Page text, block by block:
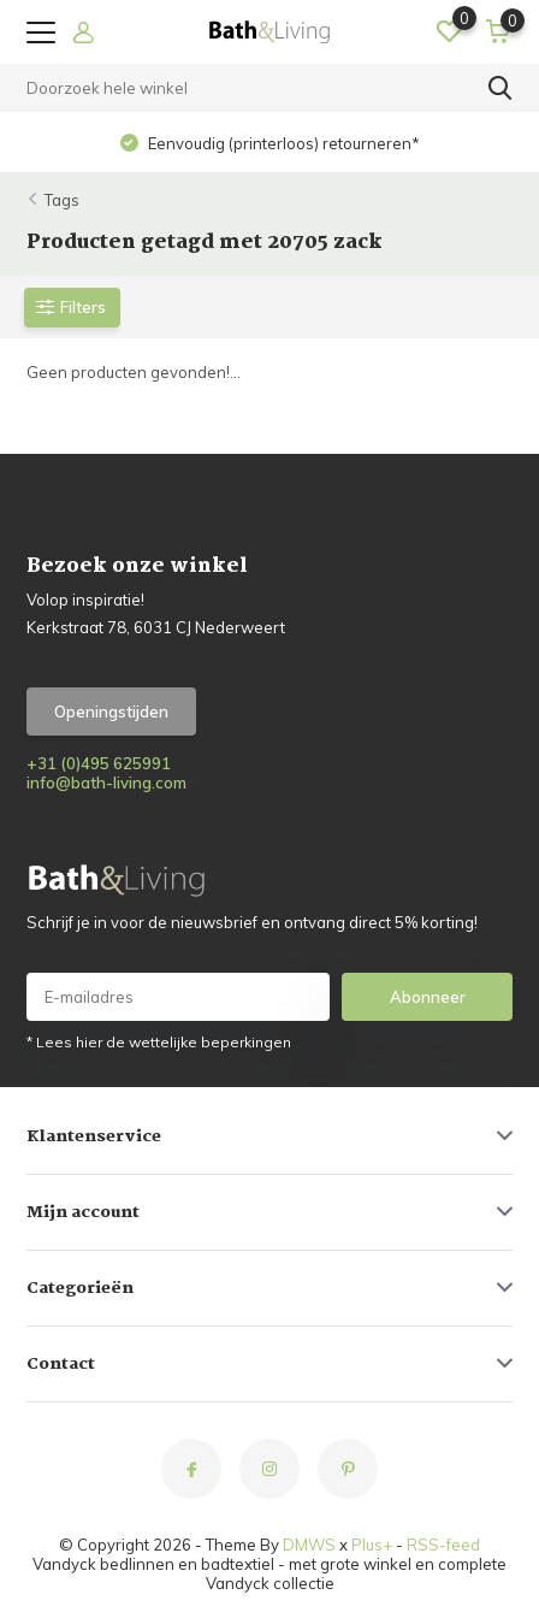
0 0
Eenvoudig (printerloos) retourneren*
Tags
Producten getagd met 20705 zack
Filters
Geen producten gevonden!...
Bezoek onze winkel
Volop inspiratie!
Kerkstraat 78, 6031 CJ Nederweert
Openingstijden
+31 (0)495 625991
info@bath-living.com
Schrijf je in voor de nieuwsbrief en ontvang direct 5% korting!
Abonneer
* Lees hier de wettelijke beperkingen
Klantenservice
Mijn account
Categorieën
Contact
© Copyright 2026 - Theme By DMWS x Plus+ - RSS-feed
Vandyck bedlinnen en badtextiel - met grote winkel en complete
Vandyck collectie